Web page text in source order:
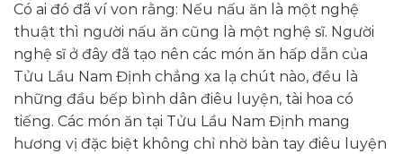
Có ai đó đã ví von rằng: Nếu nấu ăn là một nghệ
thuật thì người nấu ăn cũng là một nghệ sĩ. Người
nghệ sĩ ở đây đã tạo nên các món ăn hấp dẫn của
Tửu Lầu Nam Định chẳng xa lạ chút nào, đều là
những đầu bếp bình dân điêu luyện, tài hoa có
tiếng. Các món ăn tại Tửu Lầu Nam Định mang
hương vị đặc biệt không chỉ nhờ bàn tay điêu luyện